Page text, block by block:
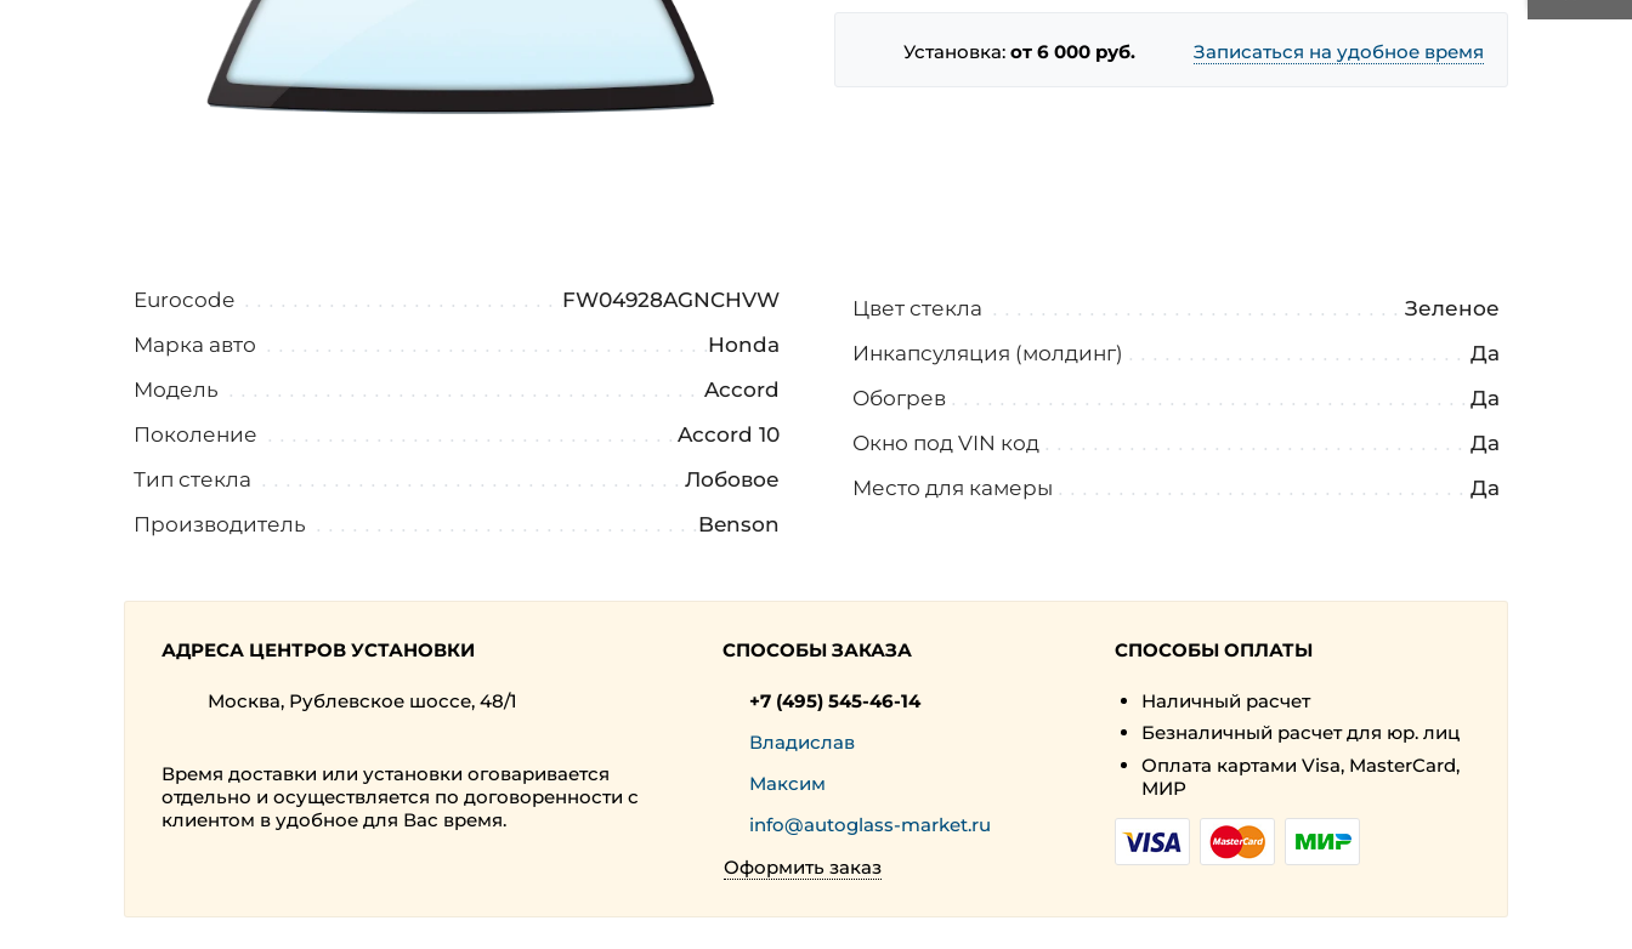
Установка:от 6 000 руб. Записаться на удобное время
Eurocode
FW04928AGNCHVW
Марка авто
Honda
Модель
Accord
Поколение
Accord 10
Тип стекла
Лобовое
Производитель
Benson
Цвет стекла
Зеленое
Инкапсуляция (молдинг)
Да
Обогрев
Да
Окно под VIN код
Да
Место для камеры
Да
АДРЕСА ЦЕНТРОВ УСТАНОВКИ
Москва, Рублевское шоссе, 48/1
Время доставки или установки оговаривается
отдельно и осуществляется по договоренности с
клиентом в удобное для Вас время.
СПОСОБЫ ЗАКАЗА
+7 (495) 545-46-14
Владислав
Максим
info@autoglass-market.ru
Оформить заказ
СПОСОБЫ ОПЛАТЫ
Наличный расчет
Безналичный расчет для юр. лиц
Оплата картами Visa, MasterCard,
МИР